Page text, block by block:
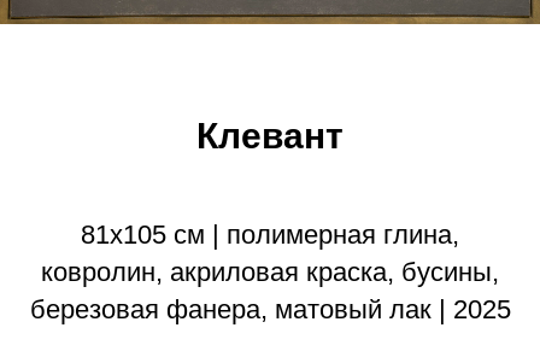
Клевант
81х105 см | полимерная глина,
ковролин, акриловая краска, бусины,
березовая фанера, матовый лак | 2025